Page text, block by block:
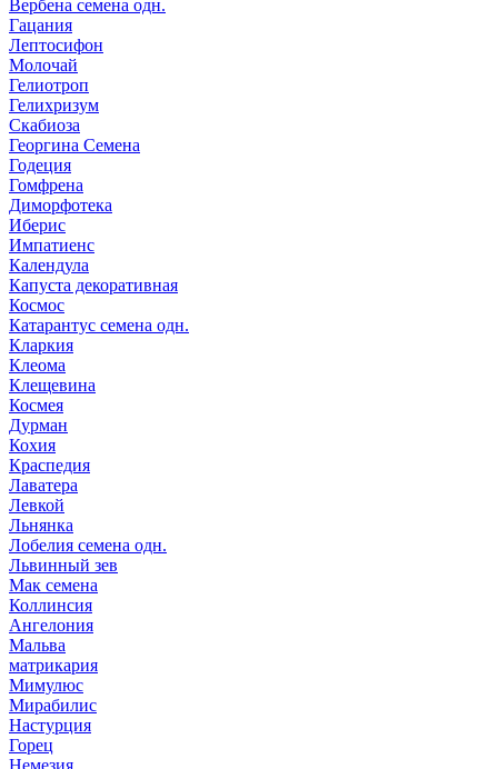
Вербена семена одн.
Гацания
Лептосифон
Молочай
Гелиотроп
Гелихризум
Скабиоза
Георгина Семена
Годеция
Гомфрена
Диморфотека
Иберис
Импатиенс
Календула
Капуста декоративная
Космос
Катарантус семена одн.
Кларкия
Клеома
Клещевина
Космея
Дурман
Кохия
Краспедия
Лаватера
Левкой
Льнянка
Лобелия семена одн.
Львинный зев
Мак семена
Коллинсия
Ангелония
Мальва
матрикария
Мимулюс
Мирабилис
Настурция
Горец
Немезия